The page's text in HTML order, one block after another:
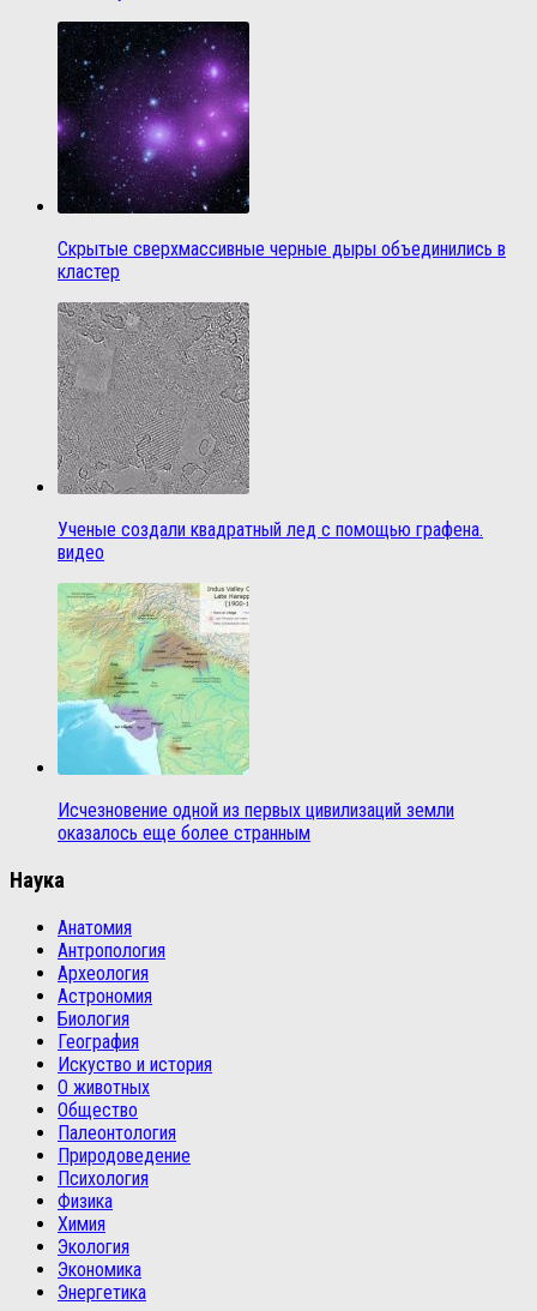
Скрытые сверхмассивные черные дыры объединились в
кластер
Ученые создали квадратный лед с помощью графена.
видео
Исчезновение одной из первых цивилизаций земли
оказалось еще более странным
Наука
Анатомия
Антропология
Археология
Астрономия
Биология
География
Искуство и история
О животных
Общество
Палеонтология
Природоведение
Психология
Физика
Химия
Экология
Экономика
Энергетика